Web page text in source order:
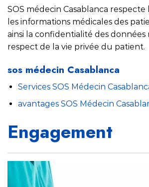
SOS médecin Casablanca respecte
les informations médicales des
ainsi la confidentialité des données
respect de la vie privée du patient.
sos médecin Casablanca
Services SOS Médecin
avantages SOS Médecin
Engagement